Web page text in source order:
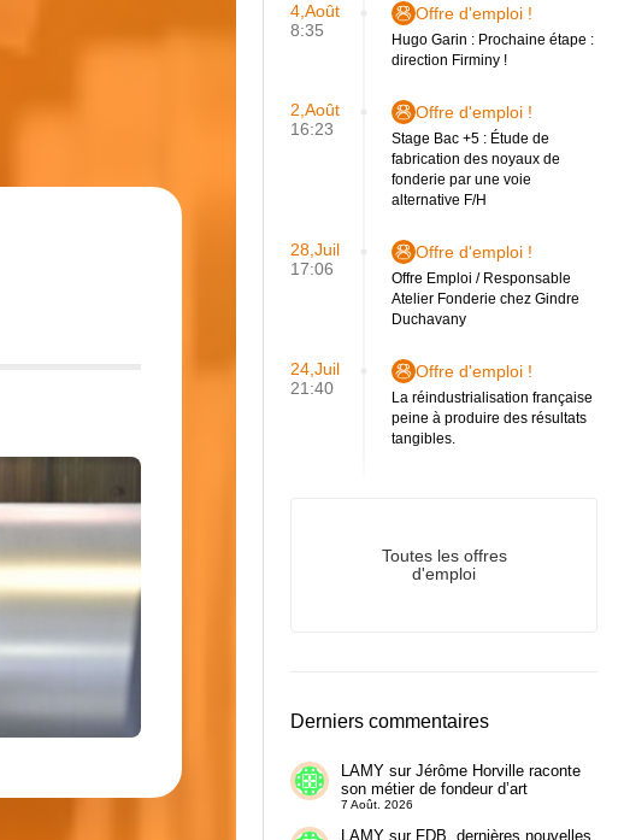
4,Août
8:35
Offre d'emploi !
Hugo Garin : Prochaine étape :
direction Firminy !
2,Août
16:23
Offre d'emploi !
Stage Bac +5 : Étude de
fabrication des noyaux de
fonderie par une voie
alternative F/H
28,Juil
17:06
Offre d'emploi !
Offre Emploi / Responsable
Atelier Fonderie chez Gindre
Duchavany
24,Juil
21:40
Offre d'emploi !
La réindustrialisation française
peine à produire des résultats
tangibles.
Toutes les offres
d'emploi
Derniers commentaires
LAMYsur Jérôme Horville raconte
son métier de fondeur d’art
7 Août. 2026
LAMYsur FDB, dernières nouvelles